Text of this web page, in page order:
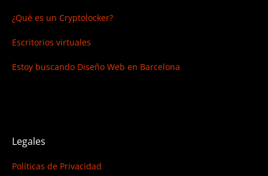
¿Qué es un Cryptolocker?
Escritorios virtuales
Estoy buscando Diseño Web en Barcelona
Legales
Políticas de Privacidad